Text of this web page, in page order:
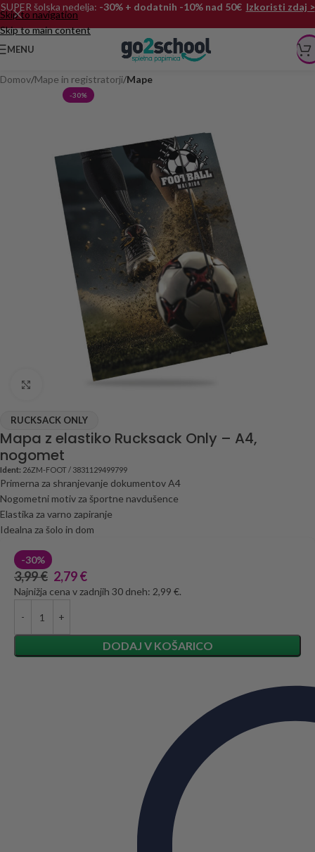
Skip to navigation
Skip to main content
SUPER šolska nedelja: -30% + dodatnih -10% nad 50€ Izkoristi zdaj >
MENU
Domov Mape in registratorji Mape
-30%
Click to enlarge
RUCKSACK ONLY
Mapa z elastiko Rucksack Only – A4,
nogomet
Ident: 26ZM-FOOT / 3831129499799
Primerna za shranjevanje dokumentov A4
Nogometni motiv za športne navdušence
Elastika za varno zapiranje
Idealna za šolo in dom
-30%
3,99€ 2,79€
Najnižja cena v zadnjih 30 dneh: 2,99 €.
DODAJ V KOŠARICO